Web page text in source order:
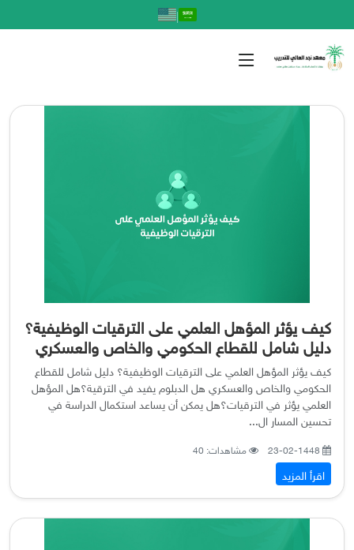
|
كيف يؤثر المؤهل العلمي على الترقيات الوظيفية؟
دليل شامل للقطاع الحكومي والخاص والعسكري
كيف يؤثر المؤهل العلمي على الترقيات الوظيفية؟ دليل شامل للقطاع
الحكومي والخاص والعسكري هل الدبلوم يفيد في الترقية؟هل المؤهل
العلمي يؤثر في الترقيات؟هل يمكن أن يساعد استكمال الدراسة في
تحسين المسار ال...
مشاهدات: 40
اقرأ المزيد